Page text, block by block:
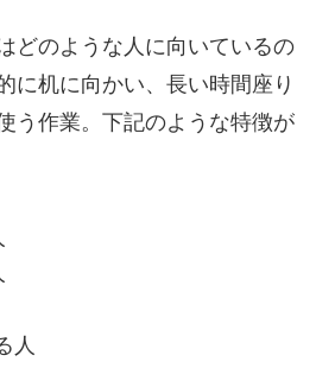
どのような人に向いているの
に机に向かい、長い時間座り
う作業。下記のような特徴が
人